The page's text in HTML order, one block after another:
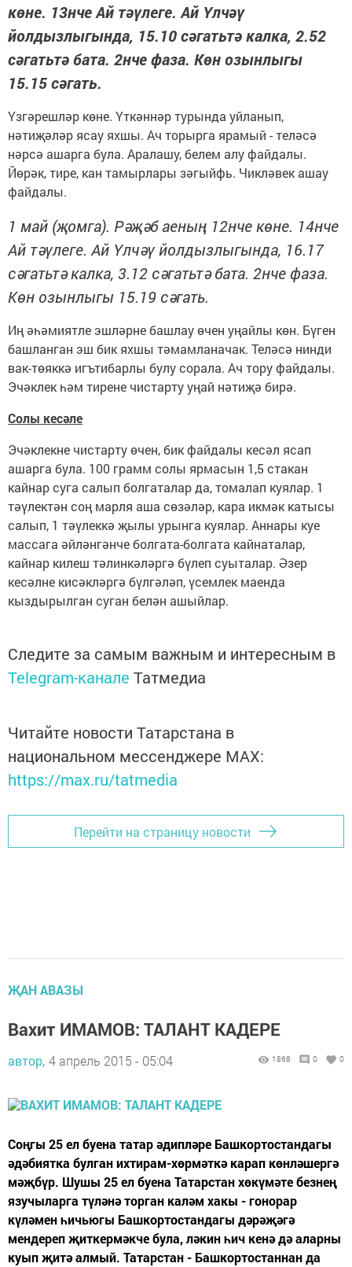
көне. 13нче Ай тәүлеге. Ай Үлчәү
йолдызлыгында, 15.10 сәгатьтә калка, 2.52
сәгатьтә бата. 2нче фаза. Көн озынлыгы
15.15 сәгать.
Үзгәрешләр көне. Үткәннәр турында уйланып,
нәтиҗәләр ясау яхшы. Ач торырга ярамый - теләсә
нәрсә ашарга була. Аралашу, белем алу файдалы.
Йөрәк, тире, кан тамырлары зәгыйфь. Чикләвек ашау
файдалы.
1 май (җомга). Рәҗәб аеның 12нче көне. 14нче
Ай тәүлеге. Ай Үлчәү йолдызлыгында, 16.17
сәгатьтә калка, 3.12 сәгатьтә бата. 2нче фаза.
Көн озынлыгы 15.19 сәгать.
Иң әһәмиятле эшләрне башлау өчен уңайлы көн. Бүген
башланган эш бик яхшы тәмамланачак. Теләсә нинди
вак-төяккә игътибарлы булу сорала. Ач тору файдалы.
Эчәклек һәм тирене чистарту уңай нәтиҗә бирә.
Солы кесәле
Эчәклекне чистарту өчен, бик файдалы кесәл ясап
ашарга була. 100 грамм солы ярмасын 1,5 стакан
кайнар суга салып болгаталар да, томалап куялар. 1
тәүлектән соң марля аша сөзәләр, кара икмәк катысы
салып, 1 тәүлеккә җылы урынга куялар. Аннары куе
массага әйләнгәнче болгата-болгата кайнаталар,
кайнар килеш тәлинкәләргә бүлеп суыталар. Әзер
кесәлне кисәкләргә бүлгәләп, үсемлек маенда
кыздырылган суган белән ашыйлар.
Следите за самым важным и интересным в
Telegram-канале Татмедиа
Читайте новости Татарстана в
национальном мессенджере MАХ:
https://max.ru/tatmedia
Перейти на страницу новости
ҖАН АВАЗЫ
Вахит ИМАМОВ: ТАЛАНТ КАДЕРЕ
автор, 4 апрель 2015 - 05:04 1868 0 0
Соңгы 25 ел буена татар әдипләре Башкортостандагы
әдәбиятка булган ихтирам-хөрмәткә карап көнләшергә
мәҗбүр. Шушы 25 ел буена Татарстан хөкүмәте безнең
язучыларга түләнә торган каләм хакы - гонорар
күләмен һичьюгы Башкортостандагы дәрәҗәгә
мендереп җиткермәкче була, ләкин һич кенә дә аларны
куып җитә алмый. Татарстан - Башкортостаннан да